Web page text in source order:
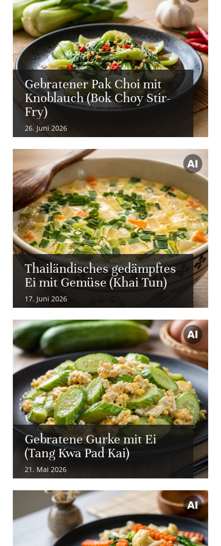
Gebratener Pak Choi mit
Knoblauch (Bok Choy Stir-
Fry)
26. Juni 2026
Thailändisches gedämpftes
Ei mit Gemüse (Khai Tun)
17. Juni 2026
Gebratene Gurke mit Ei
(Tang Kwa Pad Kai)
21. Mai 2026